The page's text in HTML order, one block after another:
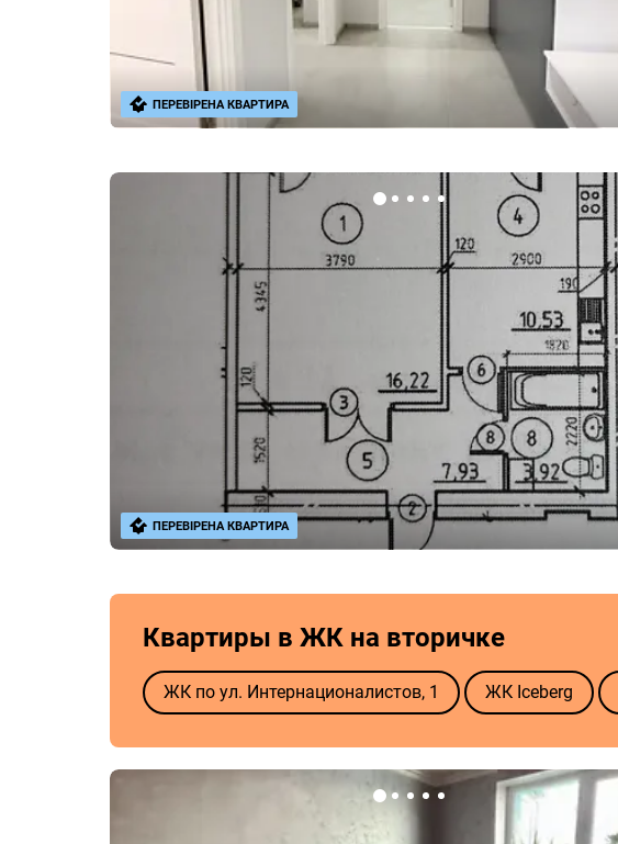
ПЕРЕВІРЕНА КВАРТИРА
ПЕРЕВІРЕНА КВАРТИРА
Квартиры в ЖК на вторичке
ЖК по ул. Интернационалистов, 1 ЖК Iceberg